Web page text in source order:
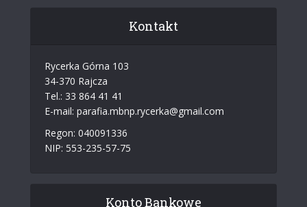
Kontakt
Rycerka Górna 103
34-370 Rajcza
Tel.: 33 864 41 41
E-mail: parafia.mbnp.rycerka@gmail.com
Regon: 040091336
NIP: 553-235-57-75
Konto Bankowe